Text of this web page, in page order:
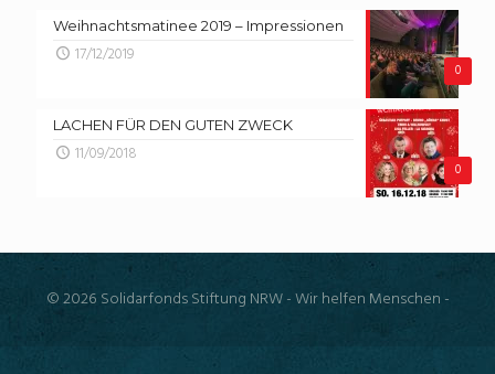
0
Weihnachtsmatinee 2019 – Impressionen
17/12/2019
0
LACHEN FÜR DEN GUTEN ZWECK
11/09/2018
© 2026 Solidarfonds Stiftung NRW - Wir helfen Menschen -